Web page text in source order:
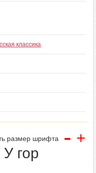
классика
размер шрифта - +
гор